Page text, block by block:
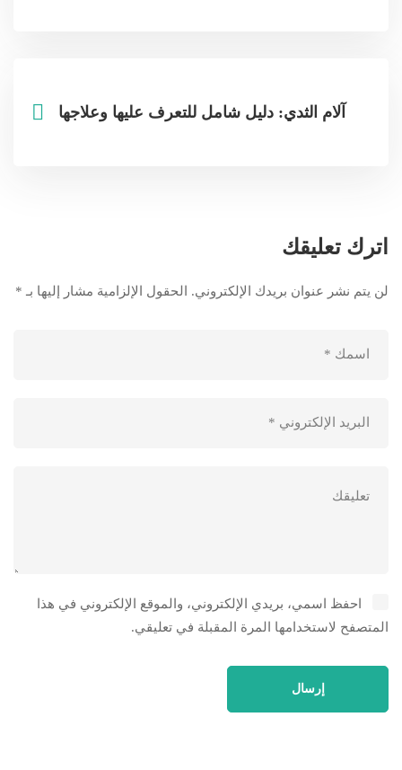
آلام الثدي: دليل شامل للتعرف عليها وعلاجها
اترك تعليقك
لن يتم نشر عنوان بريدك الإلكتروني. الحقول الإلزامية مشار إليها بـ *
احفظ اسمي، بريدي الإلكتروني، والموقع الإلكتروني في هذا
المتصفح لاستخدامها المرة المقبلة في تعليقي.